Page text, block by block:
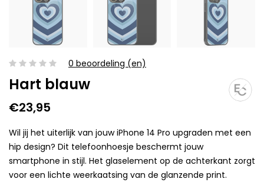
0 beoordeling (en)
Hart blauw
€23,95
Wil jij het uiterlijk van jouw iPhone 14 Pro upgraden met een
hip design? Dit telefoonhoesje beschermt jouw
smartphone in stijl. Het glaselement op de achterkant zorgt
voor een lichte weerkaatsing van de glanzende print.